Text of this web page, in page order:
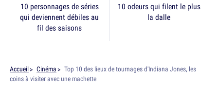
10 personnages de séries
qui deviennent débiles au
fil des saisons
10 odeurs qui filent le plus
la dalle
Accueil Cinéma
Top 10 des lieux de tournages d'Indiana Jones, les
coins à visiter avec une machette